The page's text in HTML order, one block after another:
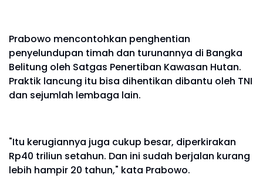
Prabowo mencontohkan penghentian
penyelundupan timah dan turunannya di Bangka
Belitung oleh Satgas Penertiban Kawasan Hutan.
Praktik lancung itu bisa dihentikan dibantu oleh TNI
dan sejumlah lembaga lain.
"Itu kerugiannya juga cukup besar, diperkirakan
Rp40 triliun setahun. Dan ini sudah berjalan kurang
lebih hampir 20 tahun," kata Prabowo.